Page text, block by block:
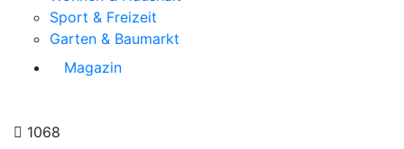
Sport & Freizeit
Garten & Baumarkt
Magazin
1068